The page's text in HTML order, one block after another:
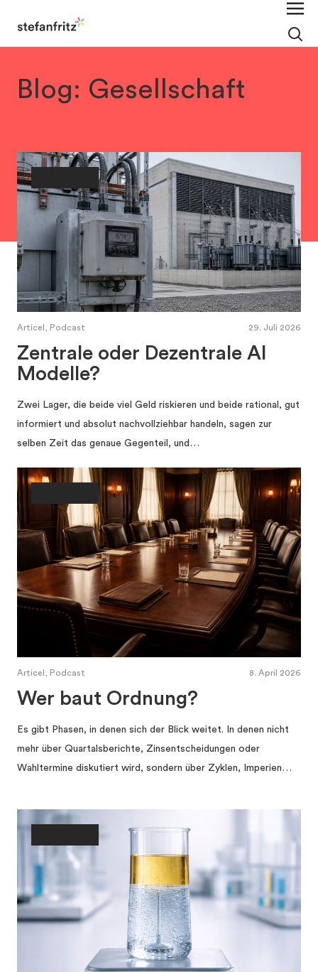
Blog: Gesellschaft
Articel, Podcast 29. Juli 2026
Zentrale oder Dezentrale AI
Modelle?
Zwei Lager, die beide viel Geld riskieren und beide rational, gut
informiert und absolut nachvollziehbar handeln, sagen zur
selben Zeit das genaue Gegenteil, und…
Articel, Podcast 8. April 2026
Wer baut Ordnung?
Es gibt Phasen, in denen sich der Blick weitet. In denen nicht
mehr über Quartalsberichte, Zinsentscheidungen oder
Wahltermine diskutiert wird, sondern über Zyklen, Imperien…